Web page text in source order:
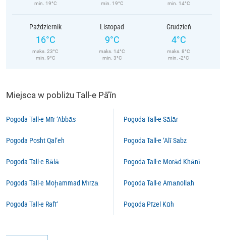
min. 19°C
min. 19°C
min. 14°C
Październik
16°C
maks. 23°C
min. 9°C
Listopad
9°C
maks. 14°C
min. 3°C
Grudzień
4°C
maks. 8°C
min. -2°C
Miejsca w pobliżu Tall-e Pā’īn
Pogoda Tall-e Mīr ‘Abbās
Pogoda Posht Qal‘eh
Pogoda Tall-e Bālā
Pogoda Tall-e Moḩammad Mīrzā
Pogoda Tall-e Rafī‘
Pogoda Tall-e Sālār
Pogoda Tall-e ‘Alī Sabz
Pogoda Tall-e Morād Khānī
Pogoda Tall-e Amānollāh
Pogoda Pīzel Kūh